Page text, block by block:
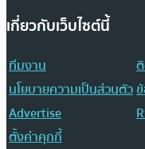
เกี่ยวกับเว็บไซต์นี้
ทีมงาน
นโยบายความเป็นส่วนตัว
Advertise
ตั้งค่าคุกกี้